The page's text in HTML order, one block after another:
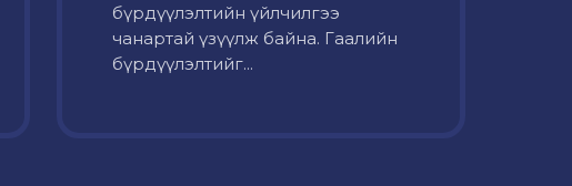
бүрдүүлэлтийн үйлчилгээ
чанартай үзүүлж байна. Гаалийн
бүрдүүлэлтийг...